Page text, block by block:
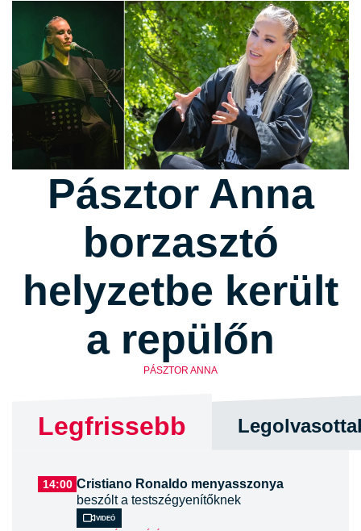
Pásztor Anna
borzasztó
helyzetbe került
a repülőn
PÁSZTOR ANNA
Legfrissebb
14:00 Cristiano Ronaldo menyasszonya
beszólt a testszégyenítőknek
Videó